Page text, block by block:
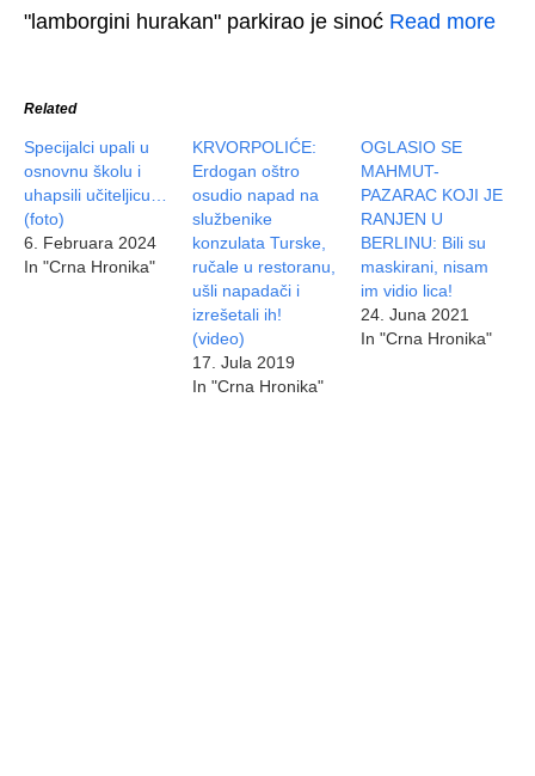
"lamborgini hurakan" parkirao je sinoć Read more
Related
Specijalci upali u
osnovnu školu i
uhapsili učiteljicu…
(foto)
6. Februara 2024
In "Crna Hronika"
KRVORPOLIĆE:
Erdogan oštro
osudio napad na
službenike
konzulata Turske,
ručale u restoranu,
ušli napadači i
izrešetali ih!
(video)
17. Jula 2019
In "Crna Hronika"
OGLASIO SE
MAHMUT-
PAZARAC KOJI JE
RANJEN U
BERLINU: Bili su
maskirani, nisam
im vidio lica!
24. Juna 2021
In "Crna Hronika"